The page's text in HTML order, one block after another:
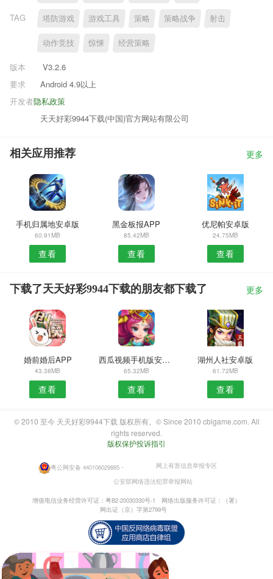
TAG 塔防游戏 游戏工具 策略 策略战争 射击
动作竞技 惊悚 经营策略
版本
V3.2.6
要求
Android 4.9以上
隐私政策
开发者
天天好彩9944下载(中国)官方网站有限公司
相关应用推荐 更多
手机归属地安卓版
60.91MB
查看
黑金板报APP
85.42MB
查看
优尼帕安卓版
24.75MB
查看
下载了天天好彩9944下载的朋友都下载了 更多
婚前婚后APP
43.38MB
查看
西瓜视频手机版安卓版
65.32MB
查看
湖州人社安卓版
61.72MB
查看
© 2010 至今 天天好彩9944下载 版权所有。© Since 2010 cbigame.com. All
rights reserved.
版权保护投诉指引
粤公网安备 440106029885・
网上有害信息举报专区
公安部网络违法犯罪举报网站
增值电信业务经营许可证：粤B2-20030330号-1
网络出版服务许可证：（署）
网出证（京）字第2799号